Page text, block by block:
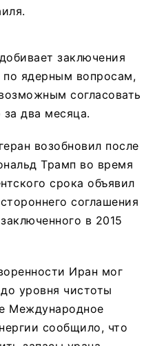
заключения
по ядерным вопросам,
согласовать
два месяца.
возобновил после
Трамп во время
срока объявил
соглашения
в 2015
Иран мог
уровня чистоты
Международное
сообщило, что